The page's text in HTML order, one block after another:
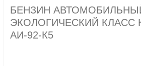
БЕНЗИН
ЭКОЛОГИЧЕСКИЙ КЛАСС
АИ-92-К5